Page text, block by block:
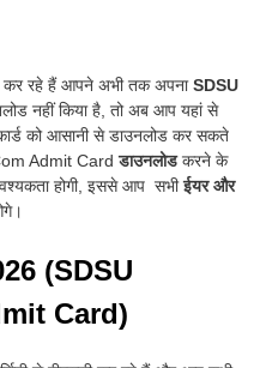
कर रहे हैं आपने अभी तक अपनाSDSU
नहीं किया है, तो अब आप यहां से
को आसानी से डाउनलोड कर सकते
Admit Card डाउनलोडकरने के
होगी, इससे आप सभीईयर और
।
(SDSU
Card)